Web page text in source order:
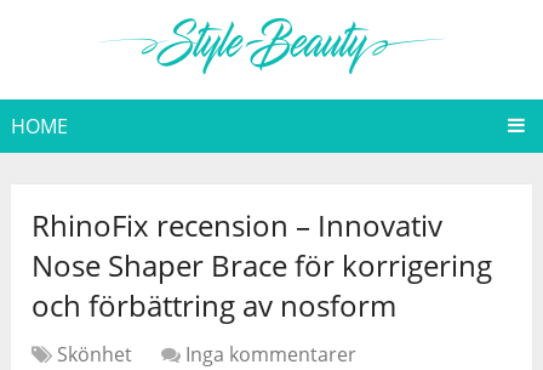
HOME
RhinoFix recension – Innovativ
Nose Shaper Brace för korrigering
och förbättring av nosform
Skönhet
Inga kommentarer